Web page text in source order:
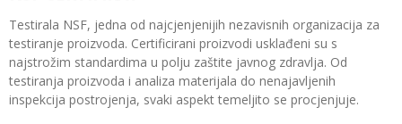
Testirala NSF, jedna od najcjenjenijih nezavisnih organizacija za
testiranje proizvoda. Certificirani proizvodi usklađeni su s
najstrožim standardima u polju zaštite javnog zdravlja. Od
testiranja proizvoda i analiza materijala do nenajavljenih
inspekcija postrojenja, svaki aspekt temeljito se procjenjuje.